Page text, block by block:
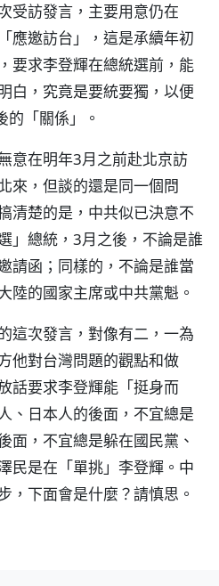
受訪發言，主要用意仍在
應邀訪台」，這是承續年初
要求李登輝在總統選前，能
白，究竟是要統要獨，以便
「關係」。
意在明年3月之前赴北京訪
來，但談的還是同一個問
清楚的是，中共似已決意不
」總統，3月之後，不論是誰
請函；同樣的，不論是誰當
陸的國家主席或中共黨魁。
這次發言，對像有二，一為
他對台灣問題的觀點和做
話要求李登輝能「挺身而
、日本人的後面，不宜總是
面，不宜總是躲在國民黨、
民是在「單挑」李登輝。中
，下面會是什麼？請慎思。